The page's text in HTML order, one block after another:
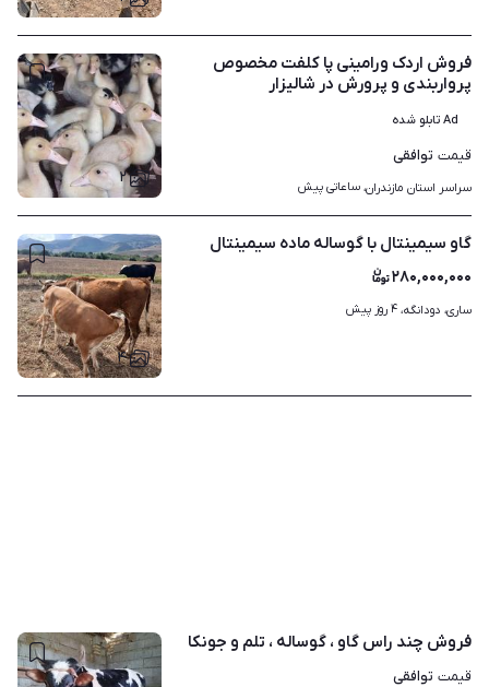
۲
فروش اردک ورامینی پا کلفت مخصوص
پرواربندی و پرورش در شالیزار
Ad تابلو شده
قیمت توافقی
سراسر استان مازندران، ساعاتی پیش
۴
گاو سیمینتال با گوساله ماده سیمینتال
۲۸۰,۰۰۰,۰۰۰
ساری، دودانگه، ۴ روز پیش
فروش چند راس گاو ، گوساله ، تلم و جونکا
قیمت توافقی